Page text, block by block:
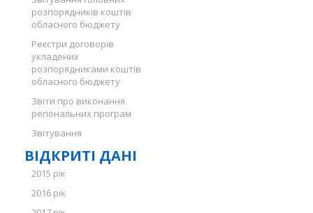
розпорядників коштів
обласного бюджету
Реєстри договорів
укладених
розпорядниками коштів
обласного бюджету
Звіти про виконання
регіональних програм
Звітування
ВІДКРИТІ ДАНІ
2015 рік
2016 рік